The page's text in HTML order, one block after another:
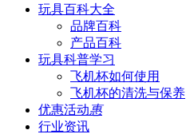
玩具百科大全
品牌百科
产品百科
玩具科普学习
飞机杯如何使用
飞机杯的清洗与保养
优惠活动惠
行业资讯